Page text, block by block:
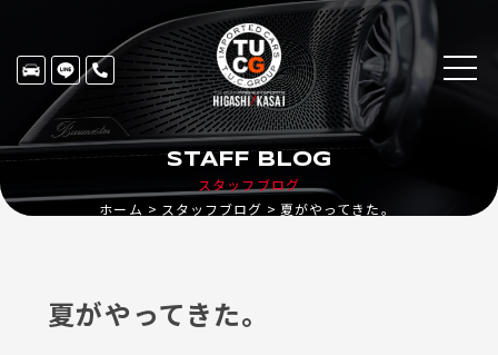
スタッフブログ
STAFF BLOG
ホーム スタッフブログ 夏がやってきた。
夏がやってきた。